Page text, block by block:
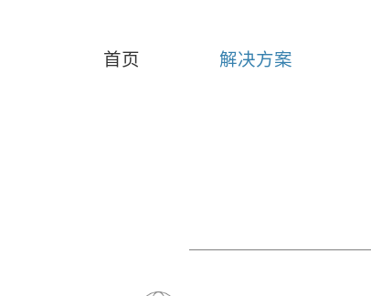
首页 解决方案